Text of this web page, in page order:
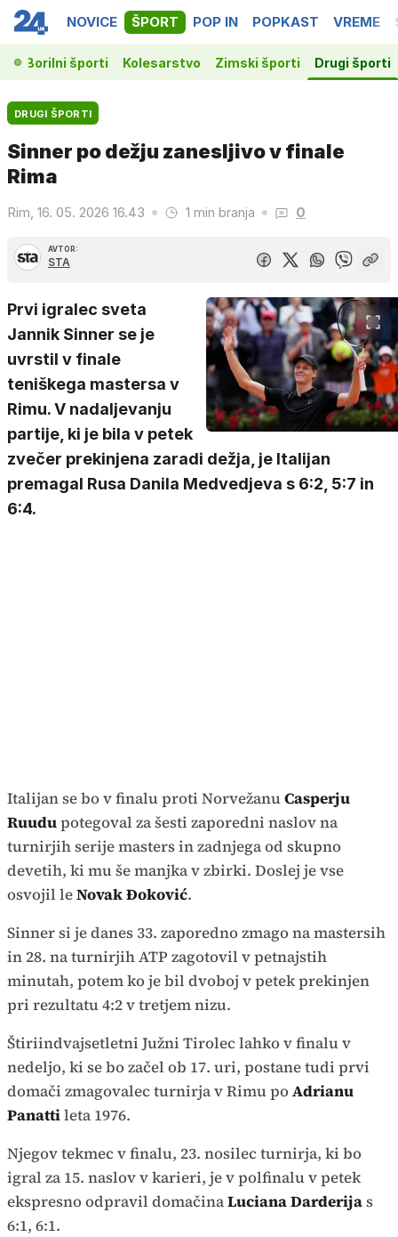
NOVICE ŠPORT POP IN POPKAST VREME
Borilni športi Kolesarstvo Zimski športi Drugi športi
DRUGI ŠPORTI
Sinner po dežju zanesljivo v finale
Rima
Rim, 16. 05. 2026 16.43 1 min branja 0
AVTOR:
STA
Prvi igralec sveta
Jannik Sinner se je
uvrstil v finale
teniškega mastersa v
Rimu. V nadaljevanju
partije, ki je bila v petek
zvečer prekinjena zaradi dežja, je Italijan
premagal Rusa Danila Medvedjeva s 6:2, 5:7 in
6:4.
Italijan se bo v finalu proti NorvežanuCasperju
Ruudupotegoval za šesti zaporedni naslov na
turnirjih serije masters in zadnjega od skupno
devetih, ki mu še manjka v zbirki. Doslej je vse
osvojil leNovak Đoković.
Sinner si je danes 33. zaporedno zmago na mastersih
in 28. na turnirjih ATP zagotovil v petnajstih
minutah, potem ko je bil dvoboj v petek prekinjen
pri rezultatu 4:2 v tretjem nizu.
Štiriindvajsetletni Južni Tirolec lahko v finalu v
nedeljo, ki se bo začel ob 17. uri, postane tudi prvi
domači zmagovalec turnirja v Rimu poAdrianu
Panattileta 1976.
Njegov tekmec v finalu, 23. nosilec turnirja, ki bo
igral za 15. naslov v karieri, je v polfinalu v petek
ekspresno odpravil domačinaLuciana Darderijas
6:1, 6:1.